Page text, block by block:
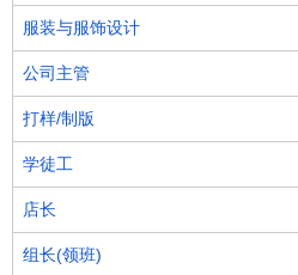
服装与服饰设计
公司主管
打样/制版
学徒工
店长
组长(领班)